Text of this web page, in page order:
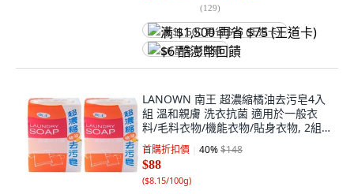
(129)
满 $1,500 再省 $75 (王道卡)
$6 酷澎幣回饋
LANOWN 南王 超濃縮橘油去污皂4入
組 溫和親膚 洗衣抗菌 適用於一般衣
料/毛料衣物/機能衣物/貼身衣物, 2組,
540g
首購折扣價 40%$148
$88
($8.15/100g)